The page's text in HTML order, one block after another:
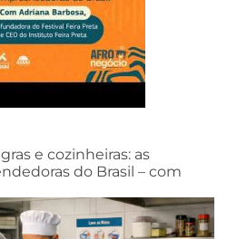
e cozinheiras: as
do Brasil – com